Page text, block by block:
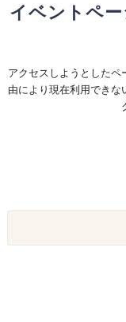
イベントペ
アクセスしようとした
由により現在利用でき